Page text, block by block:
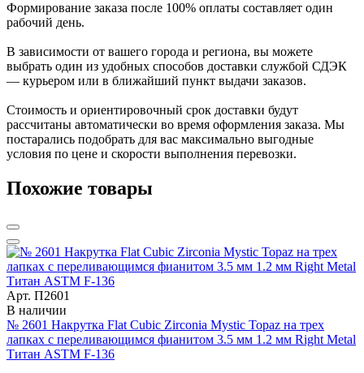
Формирование заказа после 100% оплаты составляет один
рабочий день.
В зависимости от вашего города и региона, вы можете
выбрать один из удобных способов доставки службой СДЭК
— курьером или в ближайший пункт выдачи заказов.
Стоимость и ориентировочный срок доставки будут
рассчитаны автоматически во время оформления заказа. Мы
постарались подобрать для вас максимально выгодные
условия по цене и скорости выполнения перевозки.
Похожие товары
Арт. П2601
В наличии
№ 2601 Накрутка Flat Cubic Zirconia Mystic Topaz на трех
лапках с переливающимся фианитом 3.5 мм 1.2 мм Right Metal
Титан ASTM F-136